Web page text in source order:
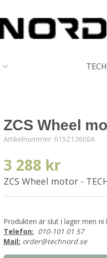
ZCS Wheel
Artikelnummer: 015Z13600A
3 288 kr
ZCS Wheel motor -
Produkten är slut i lager men
Telefon: 010-101 01 57
Mail: order@technord.se